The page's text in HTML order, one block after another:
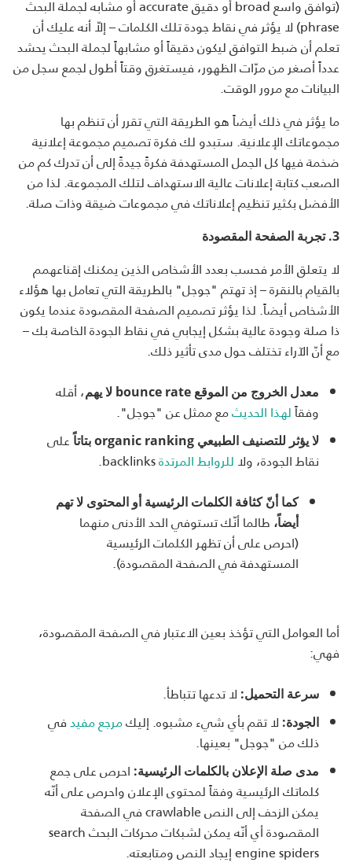
(توافق واسع broad أو دقيق accurate أو مشابه لجملة البحث
phrase) لا يؤثر في نقاط جودة تلك الكلمات – إلاّ أنه عليك أن
تعلم أن ضبط التوافق ليكون دقيقاً أو مشابهاً لجملة البحث يحشد
عدداً أصغر من مرّات الظهور، فيستغرق وقتاً أطول لجمع سجل من
البيانات مع مرور الوقت.
ما يؤثر في ذلك أيضاً هو الطريقة التي تقرر أن تنظم بها
مجموعاتك الإعلانية. ستبدو لك فكرة تصميم مجموعة إعلانية
ضخمة فيها كل الجمل المستهدفة فكرةً جيدةً إلى أن تدرك كم من
الصعب كتابة إعلانات عالية الاستهداف لتلك المجموعة. لذا من
الأفضل بكثير تنظيم إعلاناتك في مجموعات ضيقة وذات صلة.
3. تجربة الصفحة المقصودة
لا يتعلق الأمر فحسب بعدد الأشخاص الذين يمكنك إقناعهمم
بالقيام بالنقرة – إذ تهتم "جوجل" بالطريقة التي تعامل بها هؤلاء
الأشخاص أيضاً. لذا يؤثر تصميم الصفحة المقصودة عندما يكون
ذا صلة وجودة عالية بشكل إيجابي في نقاط الجودة الخاصة بك –
مع أنّ الآراء تختلف حول مدى تأثير ذلك.
معدل الخروج من الموقع bounce rate لا يهم، أقله
وفقاًلهذا الحديثمع ممثل عن "جوجل".
لا يؤثر للتصنيف الطبيعي organic rankingبتاتاًعلى
نقاط الجودة، ولاللروابط المرتدة
كما أنّ كثافة الكلمات الرئيسية أو المحتوى لا تهم
أيضاً، طالما أنّك تستوفي الحد الأدنى منهما
(احرص على أن تظهر الكلمات الرئيسية
المستهدفة في الصفحة المقصودة).
أما العوامل التي تؤخذ بعين الاعتبار في الصفحة المقصودة،
فهي:
سرعة التحميل: لا تدعها تتباطأ.
الجودة: لا تقم بأي شيء مشبوه. إليكمرجع مفيدفي
ذلك من "جوجل" بعينها.
مدى صلة الإعلان بالكلمات الرئيسية: احرص على جمع
كلماتك الرئيسية وفقاً لمحتوى الإعلان واحرص على أنّه
يمكن الزحف إلى النص crawlable في الصفحة
المقصودة أي أنّه يمكن لشبكات محركات البحث search
engine spiders إيجاد النص ومتابعته.